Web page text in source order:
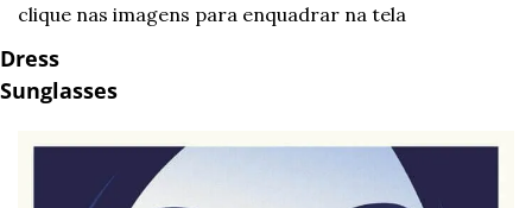
clique nas imagens para enquadrar na tela
Dress
Sunglasses